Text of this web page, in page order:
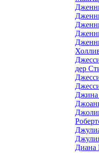
дер
Джина
Диана